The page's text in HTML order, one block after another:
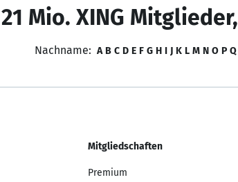
21 Mio. XING
Nachname: A B C D E F G H I J K L M N O P Q
Mitgliedschaften
Premium